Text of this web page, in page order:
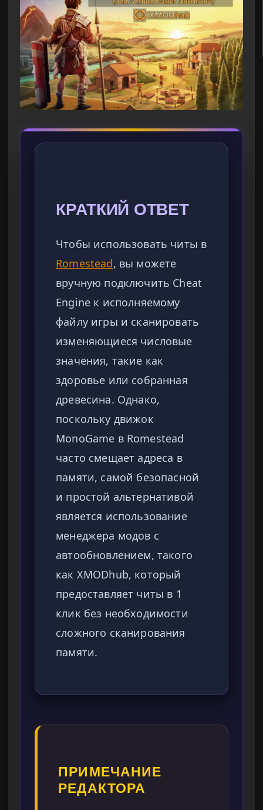
КРАТКИЙ ОТВЕТ
Чтобы использовать читы в
Romestead, вы можете
вручную подключить Cheat
Engine к исполняемому
файлу игры и сканировать
изменяющиеся числовые
значения, такие как
здоровье или собранная
древесина. Однако,
поскольку движок
MonoGame в Romestead
часто смещает адреса в
памяти, самой безопасной
и простой альтернативой
является использование
менеджера модов с
автообновлением, такого
как XMODhub, который
предоставляет читы в 1
клик без необходимости
сложного сканирования
памяти.
ПРИМЕЧАНИЕ
РЕДАКТОРА